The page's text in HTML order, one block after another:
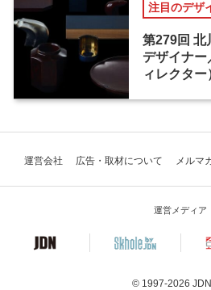
注目のデザ
第279回 北
デザイナー
ィレクター
運営会社 広告・取材について メルマ
運営メディア
© 1997-2026